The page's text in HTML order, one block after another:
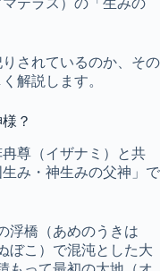
テラス）の「生みの
されているのか、その
解説します。
？
尊（イザナミ）と共
み・神生みの父神」で
浮橋（あめのうきは
ぼこ）で混沌とした大